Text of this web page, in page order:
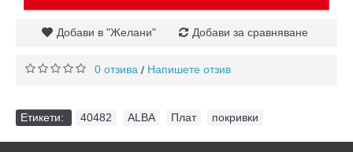
Добави в "Желани" Добави за сравняване
0 отзива / Напишете отзив
Етикети: 40482 ALBA Плат покривки